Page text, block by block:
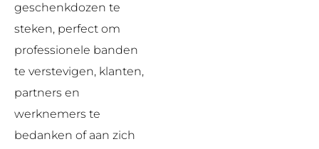
geschenkdozen te
steken, perfect om
professionele banden
te verstevigen, klanten,
partners en
werknemers te
bedanken of aan zich